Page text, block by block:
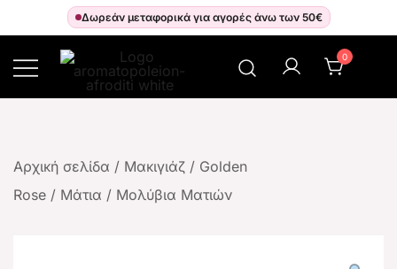
Δωρεάν μεταφορικά για αγορές άνω των 50€
0
Αρχική σελίδα / Μακιγιάζ / Golden
Rose / Μάτια / Μολύβια Ματιών